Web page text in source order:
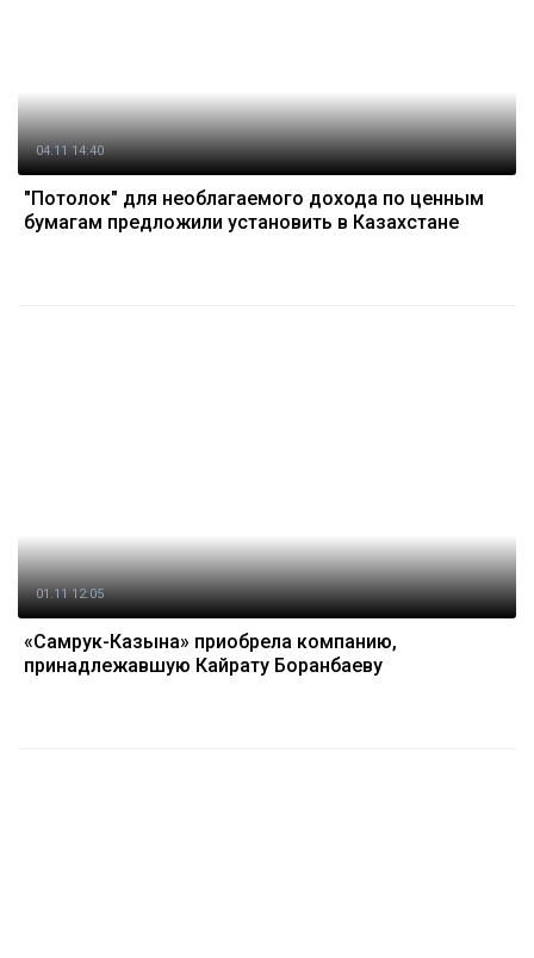
04.11 14:40
"Потолок" для необлагаемого дохода по ценным
бумагам предложили установить в Казахстане
01.11 12:05
«Самрук-Казына» приобрела компанию,
принадлежавшую Кайрату Боранбаеву